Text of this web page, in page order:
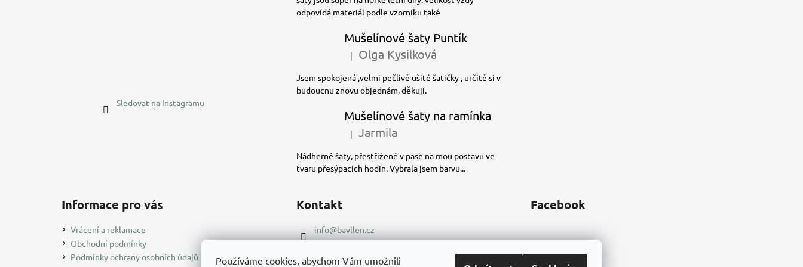
Používáme cookies, abychom Vám umožnili
Sledovat na Instagramu
odpovídá materiál podle vzorníku také
Mušelínové šaty Puntík
Hodnocení produktu je 5 z 5 hvězdiček.
| Olga Kysilková
Jsem spokojená ,velmi pečlivě ušité šatičky , určitě si v
budoucnu znovu objednám, děkuji.
Mušelínové šaty na ramínka
Hodnocení produktu je 5 z 5 hvězdiček.
| Jarmila
Nádherné šaty, přestřižené v pase na mou postavu ve
tvaru přesýpacích hodin. Vybrala jsem barvu...
Informace pro vás
Vrácení a reklamace
Obchodní podmínky
Podmínky ochrany osobních údajů
Kontakt
info@bavllen.cz
Terezie Straková, Wolkerova 20,Třešť 58901
+420721627871
Facebook